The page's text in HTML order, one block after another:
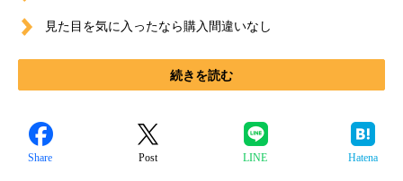
見た目を気に入ったなら購入間違いなし
続きを読む
Share Post LINE Hatena